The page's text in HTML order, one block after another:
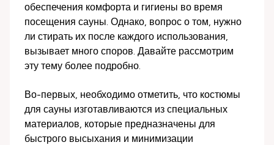
обеспечения комфорта и гигиены во время
посещения сауны. Однако, вопрос о том, нужно
ли стирать их после каждого использования,
вызывает много споров. Давайте рассмотрим
эту тему более подробно.
Во-первых, необходимо отметить, что костюмы
для сауны изготавливаются из специальных
материалов, которые предназначены для
быстрого высыхания и минимизации